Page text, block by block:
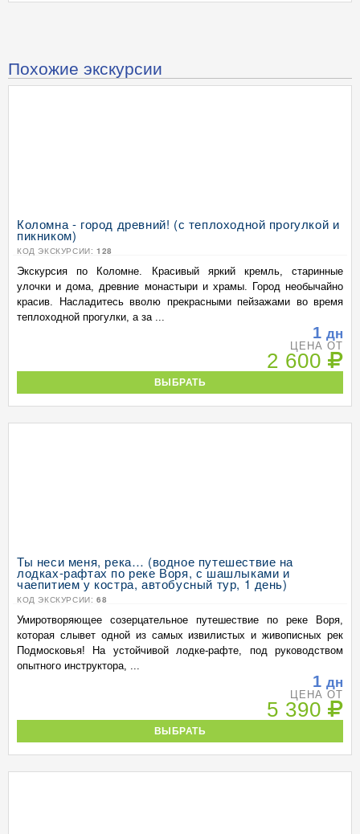
Похожие экскурсии
Коломна - город древний! (с теплоходной прогулкой и
пикником)
КОД ЭКСКУРСИИ: 128
Экскурсия по Коломне. Красивый яркий кремль, старинные
улочки и дома, древние монастыри и храмы. Город необычайно
красив. Насладитесь вволю прекрасными пейзажами во время
теплоходной прогулки, а за ...
1 дн
ЦЕНА ОТ
2 600
ВЫБРАТЬ
Ты неси меня, река… (водное путешествие на
лодках-рафтах по реке Воря, с шашлыками и
чаепитием у костра, автобусный тур, 1 день)
КОД ЭКСКУРСИИ: 68
Умиротворяющее созерцательное путешествие по реке Воря,
которая слывет одной из самых извилистых и живописных рек
Подмосковья! На устойчивой лодке-рафте, под руководством
опытного инструктора, ...
1 дн
ЦЕНА ОТ
5 390
ВЫБРАТЬ